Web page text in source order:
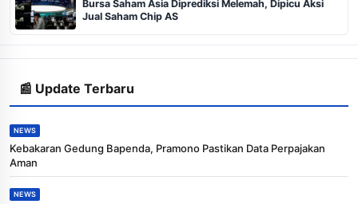
Bursa Saham Asia Diprediksi Melemah, Dipicu Aksi
Jual Saham Chip AS
📰 Update Terbaru
NEWS
Kebakaran Gedung Bapenda, Pramono Pastikan Data Perpajakan
Aman
NEWS